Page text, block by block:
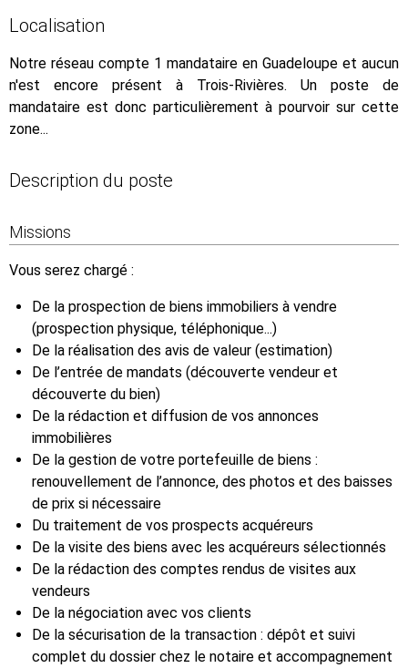
Localisation
Notre réseau compte 1 mandataire en Guadeloupe et aucun
n'est encore présent à Trois-Rivières. Un poste de
mandataire est donc particulièrement à pourvoir sur cette
zone...
Description du poste
Missions
Vous serez chargé :
De la prospection de biens immobiliers à vendre
(prospection physique, téléphonique...)
De la réalisation des avis de valeur (estimation)
De l’entrée de mandats (découverte vendeur et
découverte du bien)
De la rédaction et diffusion de vos annonces
immobilières
De la gestion de votre portefeuille de biens :
renouvellement de l’annonce, des photos et des baisses
de prix si nécessaire
Du traitement de vos prospects acquéreurs
De la visite des biens avec les acquéreurs sélectionnés
De la rédaction des comptes rendus de visites aux
vendeurs
De la négociation avec vos clients
De la sécurisation de la transaction : dépôt et suivi
complet du dossier chez le notaire et accompagnement